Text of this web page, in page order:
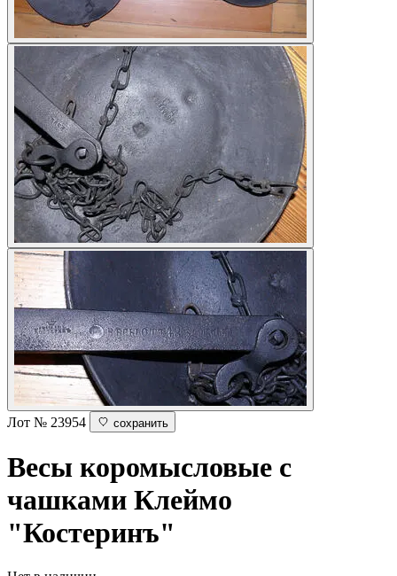
Лот № 23954 сохранить
Весы коромысловые с
чашками Клеймо
"Костеринъ"